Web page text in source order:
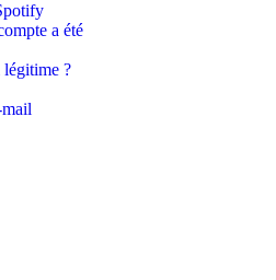
a été
?